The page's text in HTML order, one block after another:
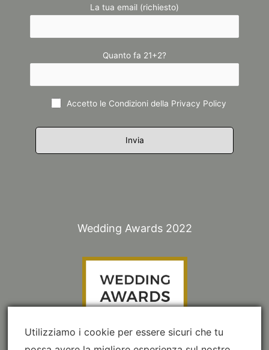
La tua email (richiesto)
Quanto fa 21+2?
Accetto le Condizioni della Privacy Policy
Wedding Awards 2022
Utilizziamo i cookie per essere sicuri che tu